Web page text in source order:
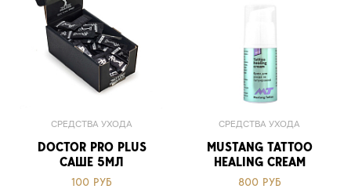
СРЕДСТВА УХОДА
DOCTOR PRO PLUS
САШЕ 5МЛ
100 РУБ
СРЕДСТВА УХОДА
MUSTANG TATTOO
HEALING CREAM
800 РУБ